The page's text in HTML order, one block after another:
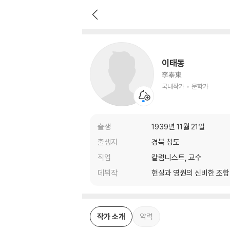
이태동
李泰東
국내작가
문학가
출생
1939년 11월 21일
출생지
경북 청도
직업
칼럼니스트, 교수
데뷔작
현실과 영원의 신비한 조합
작가 소개 약력